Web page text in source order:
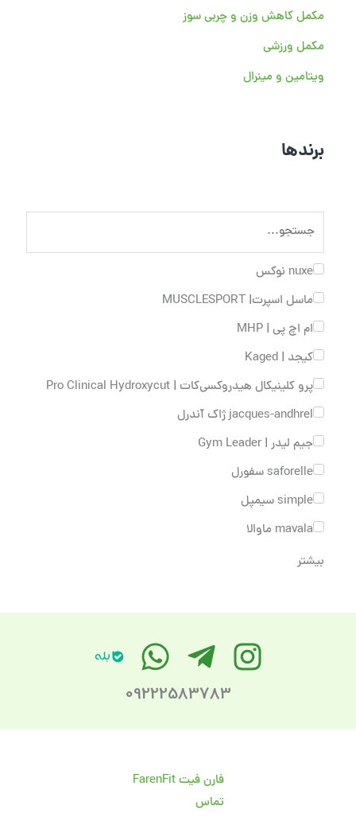
مکمل کاهش وزن و چربی سوز
مکمل ورزشی
ویتامین و مینرال
برندها
nuxe نوکس
ماسل اسپرت| MUSCLESPORT
ام اچ پی | MHP
کیجد | Kaged
پرو کلینیکال هیدروکسی‌کات | Pro Clinical Hydroxycut
jacques-andhrel ژاک آندرل
جیم لیدر | Gym Leader
saforelle سفورل
simple سیمپل
mavala ماوالا
بیشتر
09222583783
فارن فیت FarenFit
تماس